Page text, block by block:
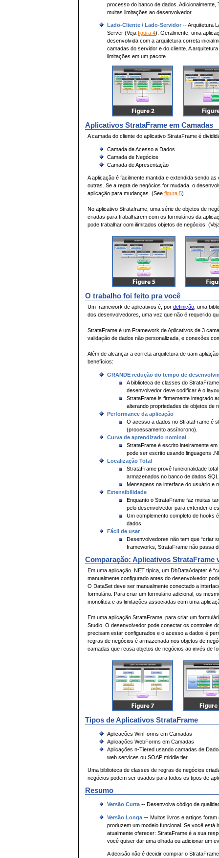
processo do banco de dados.
muitas limitações ao desenvolvedor.
Lado-Cliente / Lado-Servidor -- Arquitetura
Server (Veja figura 4). Geralmente, uma
desenvolvida com a arquitetura correta
camadas do servidor e do cliente. A
limitações em um pacote.
Aplicativos StrataFrame em Camadas
A camada do cliente do aplicativo StrataFrame é
Camada de Acesso a Dados
Camada de Negócios
Camada de Apresentação
A aplicação é facilmente mantida e extendida sendo
outras. Se a regra de negócios for mudada, o
aplicação para mudanças. (See figura 5)
No aplicativo Strataframe, uma série de objetos de
criadas para trabalharem com os formulários da
pode trabalhar com ilimitados objetos de negócios.
O trabalho foi feito pra você
Um framework de aplicativos é, por definição , uma
dos desenvolvedores, uma vez que não é requerido
StrataFrame é um Framework de Aplicativos de 3
validação de dados não personalizada, e conexões
Além de alcançar a correta arquitetura de uam
benefícios:
GRANDE redução do tempo de
A biblioteca de classes do
desenvolvedor deve codificar é o
StrataFrame is firmemente integrado
alterando propriedades de objetos de
Performance da aplicação
O acesso a dados no StrataFrame é
(processamento assíncrono).
Curva de aprendizado nominal
StrataFrame é escrito inteiramente
pode ser escrito usando linguagens
Localização Total
StrataFrame provê funcionalidade
armazenados no banco de dados
Mensagens na interface do usuário e
Extensibilidade
Enquanto o StrataFrame faz muitas
pelo desenvolvedor para extender o
Um complemento completo de hooks
dados.
Fácil de usar
Desenvolvedores não tem que “criar
frameworks, StrataFrame não passa
Comparação: Aplicativos StrataFrame
Em uma aplicação .NET típica, um DbDataAdapter é
manualmente configurado antes do desenvolvedor
O DataSet deve ser manualmente conectado a
formulário. Para criar um formulário adicional, os
monolítca e as limitações associadas com uma
Em uma aplicação StrataFrame, para criar um
Studio. O desenvolvedor pode conectar os controles
precisam estar configurados e o acesso a dados é
regras de negócios é armazenada nos objetos de
camadas que reusa objetos de negócios ao invés de
Tipos de Aplicativos StrataFrame
Aplicações WinForms em Camadas
Aplicações WebForms em Camadas
Aplicações n-Tiered usando camadas de
web services ou SOAP middle tier.
Uma biblioteca de classes de regras de negócios
negócios podem ser usados para todos os tipos de
Resumo
Versão Curta -- Desenvolva código de
Versão Longa –- Muitos livros e artigos
produzem um modelo funcional. Se você está
atualmente oferecer: StrataFrame é a sua
você quiser dar uma olhada ou adicionar um
A decisão não é decidir comprar o